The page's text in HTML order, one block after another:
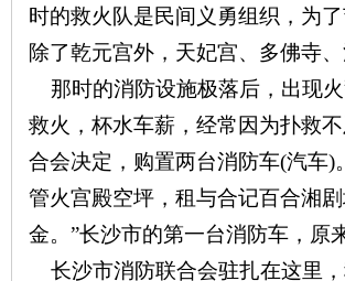
时的救火队是民间义勇组织，为
除了乾元宫外，天妃宫、多佛寺
那时的消防设施极落后，出现
救火，杯水车薪，经常因为扑救
合会决定，购置两台消防车(汽车)
管火宫殿空坪，租与合记百合湘
金。”长沙市的第一台消防车，原
长沙市消防联合会驻扎在这里